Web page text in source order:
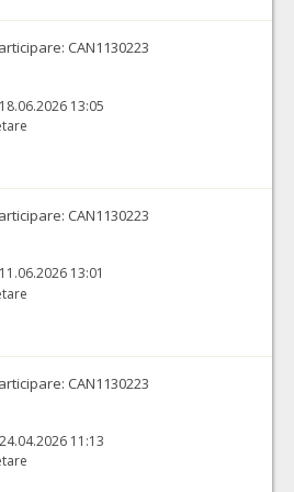
dedicat zonelor tortuoase
pentru angiografie (Rev.2)
folosite in navigarea cu microcatetere fluxodependente
pentru angiografie (Rev.2)
a trombilor
CAN1130223
18.06.2026 13:05
CAN1130223
11.06.2026 13:01
CAN1130223
24.04.2026 11:13